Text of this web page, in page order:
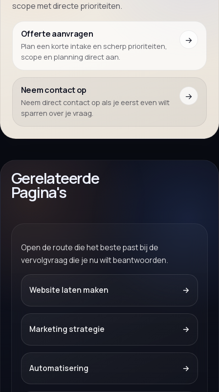
scope met directe prioriteiten.
Offerte aanvragen
Plan een korte intake en scherp prioriteiten,
scope en planning direct aan.
→
Neem contact op
Neem direct contact op als je eerst even wilt
sparren over je vraag.
→
Gerelateerde
Pagina's
Open de route die het beste past bij de
vervolgvraag die je nu wilt beantwoorden.
Website laten maken →
Marketing strategie →
Automatisering →